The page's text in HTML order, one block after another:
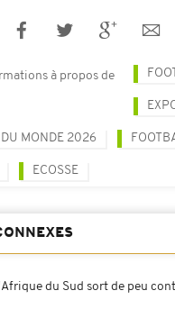
à propos de
MONDE 2026
ECOSSE
du Sud sort de peu